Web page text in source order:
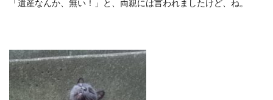
「遺産なんか、無い！」と、両親には言われましたけど、ね。